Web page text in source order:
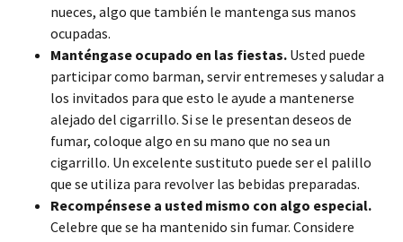
nueces, algo que también le mantenga sus manos
ocupadas.
Manténgase ocupado en las fiestas. Usted puede
participar como barman, servir entremeses y saludar a
los invitados para que esto le ayude a mantenerse
alejado del cigarrillo. Si se le presentan deseos de
fumar, coloque algo en su mano que no sea un
cigarrillo. Un excelente sustituto puede ser el palillo
que se utiliza para revolver las bebidas preparadas.
Recompénsese a usted mismo con algo especial.
Celebre que se ha mantenido sin fumar. Considere